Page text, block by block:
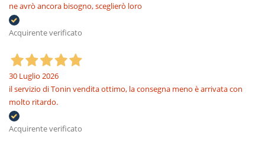
ne avrò ancora bisogno, sceglierò loro
Acquirente verificato
30 Luglio 2026
il servizio di Tonin vendita ottimo, la consegna meno è arrivata con
molto ritardo.
Acquirente verificato